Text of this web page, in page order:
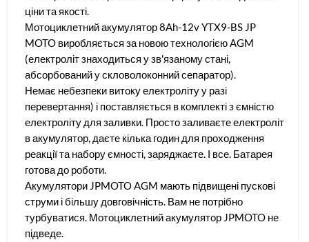
ціни та якості.
Мотоциклетний акумулятор 8Ah-12v YTX9-BS JP
MOTO виробляється за новою технологією AGM
(електроліт знаходиться у зв'язаному стані,
абсорбований у скловолоконний сепаратор).
Немає небезпеки витоку електроліту у разі
перевертання) і поставляється в комплекті з ємністю
електроліту для заливки. Просто заливаєте електроліт
в акумулятор, даєте кілька годин для проходження
реакції та набору ємності, заряджаєте. І все. Батарея
готова до роботи.
Акумулятори JPMOTO AGM мають підвищені пускові
струми і більшу довговічність. Вам не потрібно
турбуватися. Мотоциклетний акумулятор JPMOTO не
підведе.